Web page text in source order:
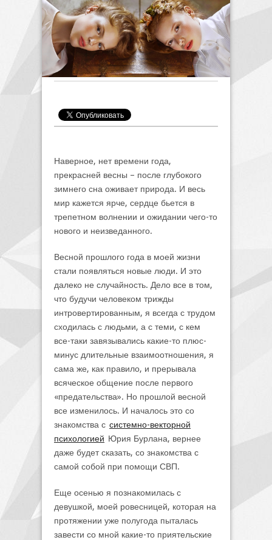
Наверное, нет времени года,
прекрасней весны – после глубокого
зимнего сна оживает природа. И весь
мир кажется ярче, сердце бьется в
трепетном волнении и ожидании чего-то
нового и неизведанного.
Весной прошлого года в моей жизни
стали появляться новые люди. И это
далеко не случайность. Дело все в том,
что будучи человеком трижды
интровертированным, я всегда с трудом
сходилась с людьми, а с теми, с кем
все-таки завязывались какие-то плюс-
минус длительные взаимоотношения, я
сама же, как правило, и прерывала
всяческое общение после первого
«предательства». Но прошлой весной
все изменилось. И началось это со
знакомства с системно-векторной
психологией Юрия Бурлана, вернее
даже будет сказать, со знакомства с
самой собой при помощи СВП.
Еще осенью я познакомилась с
девушкой, моей ровесницей, которая на
протяжении уже полугода пыталась
завести со мной какие-то приятельские